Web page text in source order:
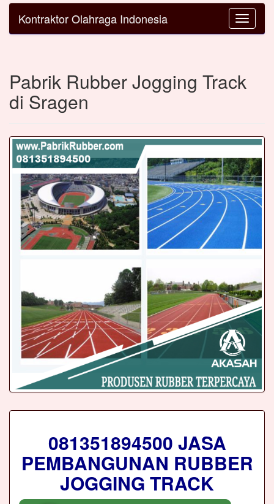
Toggle
Kontraktor Olahraga Indonesia
Pabrik Rubber Jogging Track
di Sragen
081351894500 JASA
PEMBANGUNAN RUBBER
JOGGING TRACK